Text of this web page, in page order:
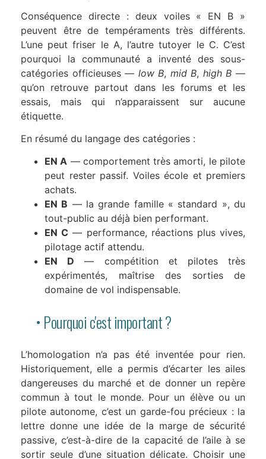
Conséquence directe : deux voiles « EN B »
peuvent être de tempéraments très différents.
L’une peut friser le A, l’autre tutoyer le C. C’est
pourquoi la communauté a inventé des sous-
catégories officieuses — low B, mid B, high B —
qu’on retrouve partout dans les forums et les
essais, mais qui n’apparaissent sur aucune
étiquette.
En résumé du langage des catégories :
EN A — comportement très amorti, le pilote
peut rester passif. Voiles école et premiers
achats.
EN B — la grande famille « standard », du
tout-public au déjà bien performant.
EN C — performance, réactions plus vives,
pilotage actif attendu.
EN D — compétition et pilotes très
expérimentés, maîtrise des sorties de
domaine de vol indispensable.
• Pourquoi c'est important ?
L’homologation n’a pas été inventée pour rien.
Historiquement, elle a permis d’écarter les ailes
dangereuses du marché et de donner un repère
commun à tout le monde. Pour un élève ou un
pilote autonome, c’est un garde-fou précieux : la
lettre donne une idée de la marge de sécurité
passive, c’est-à-dire de la capacité de l’aile à se
sortir seule d’une situation délicate. Choisir une